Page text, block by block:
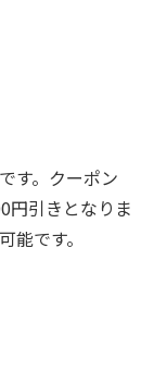
す。クーポン
円引きとなりま
能です。